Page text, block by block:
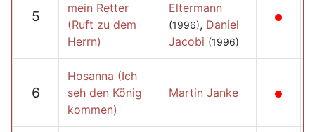
5
mein Retter
(Ruft zu dem
Herrn)
Eltermann
(1996), Daniel
Jacobi (1996)
6
Hosanna (Ich
seh den König
kommen)
Martin Janke